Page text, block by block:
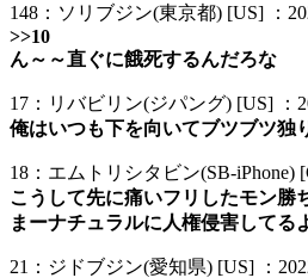
148：ソリブジン(東京都) [US] ：
>>10
ん～～直ぐに餓死するんだろな
17：リバビリン(ジパング) [US] ：
俺はいつも下を向いてブツブツ独
18：エムトリシタビン(SB-iPhone)
こうして先に痛いフリしたモン勝
まーナチュラルに人権侵害して
21：ジドブジン(愛知県) [US] ：